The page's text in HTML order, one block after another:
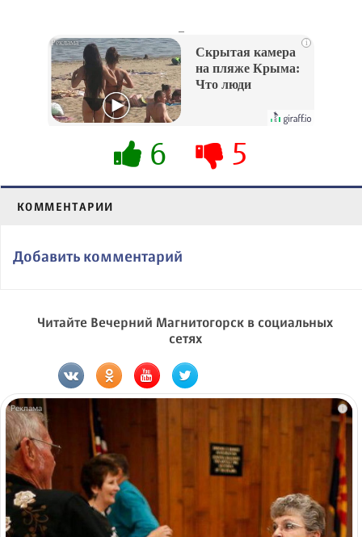
i
Скрытая камера
на пляже Крыма:
Что люди
их не видят...
6 5
КОММЕНТАРИИ
Добавить комментарий
Читайте Вечерний Магнитогорск в социальных
сетях
i